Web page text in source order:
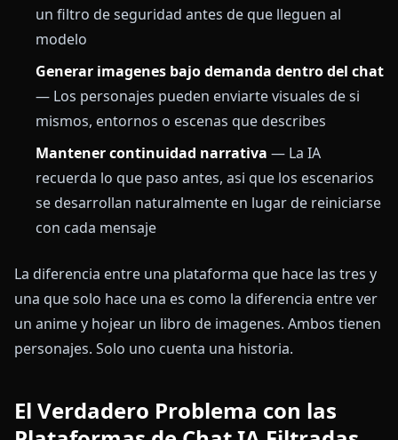
un filtro de seguridad antes de que lleguen al
modelo
Generar imagenes bajo demanda dentro del chat
— Los personajes pueden enviarte visuales de si
mismos, entornos o escenas que describes
Mantener continuidad narrativa — La IA
recuerda lo que paso antes, asi que los escenarios
se desarrollan naturalmente en lugar de reiniciarse
con cada mensaje
La diferencia entre una plataforma que hace las tres y
una que solo hace una es como la diferencia entre ver
un anime y hojear un libro de imagenes. Ambos tienen
personajes. Solo uno cuenta una historia.
El Verdadero Problema con las